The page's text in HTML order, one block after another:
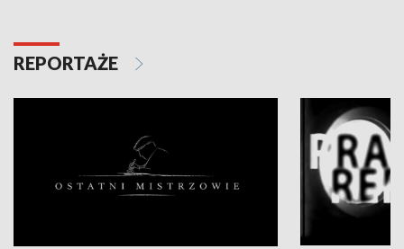
REPORTAŻE